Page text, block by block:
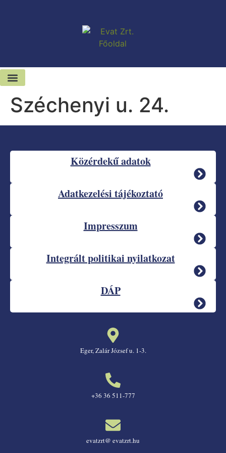
Széchenyi u. 24.
Közérdekű adatok
Adatkezelési tájékoztató
Impresszum
Integrált politikai nyilatkozat
DÁP
Eger, Zalár József u. 1-3.
+36 36 511-777
evatzrt@ evatzrt.hu